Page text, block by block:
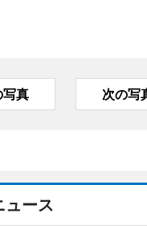
写真 次の写
ュース